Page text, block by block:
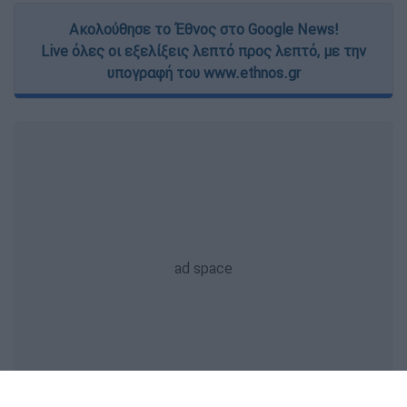
Ακολούθησε το Έθνος στο Google News!
Live όλες οι εξελίξεις λεπτό προς λεπτό, με την
υπογραφή του www.ethnos.gr